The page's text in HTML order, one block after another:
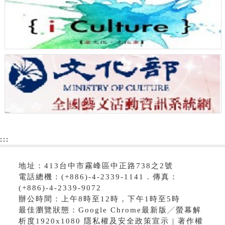
:::
地址：413台中市霧峰區中正路738之2號
電話總機：(+886)-4-2339-1141．傳真：
(+886)-4-2339-9072
辦公時間：上午8時至12時，下午1時至5時
最佳瀏覽狀態：Google Chrome最新版╱螢幕解
析度1920x1080 隱私權及安全政策宣示 | 著作權